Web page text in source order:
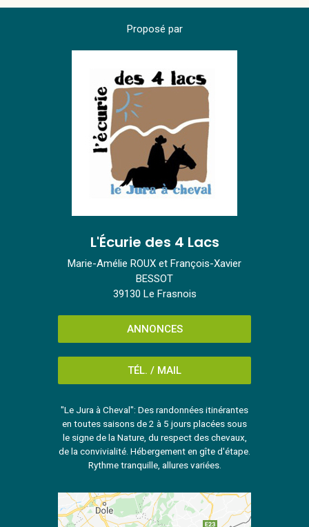
Proposé par
L'Écurie des 4 Lacs
Marie-Amélie ROUX et François-Xavier
BESSOT
39130 Le Frasnois
ANNONCES
TÉL. / MAIL
"Le Jura à Cheval": Des randonnées itinérantes
en toutes saisons de 2 à 5 jours placées sous
le signe de la Nature, du respect des chevaux,
de la convivialité. Hébergement en gîte d'étape.
Rythme tranquille, allures variées.